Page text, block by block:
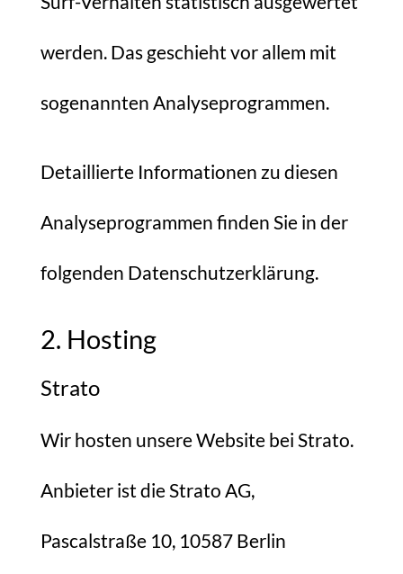
werden. Das geschieht vor allem mit
sogenannten Analyseprogrammen.
Detaillierte Informationen zu diesen
Analyseprogrammen finden Sie in der
folgenden Datenschutzerklärung.
2. Hosting
Strato
Wir hosten unsere Website bei Strato.
Anbieter ist die Strato AG,
Pascalstraße 10, 10587 Berlin